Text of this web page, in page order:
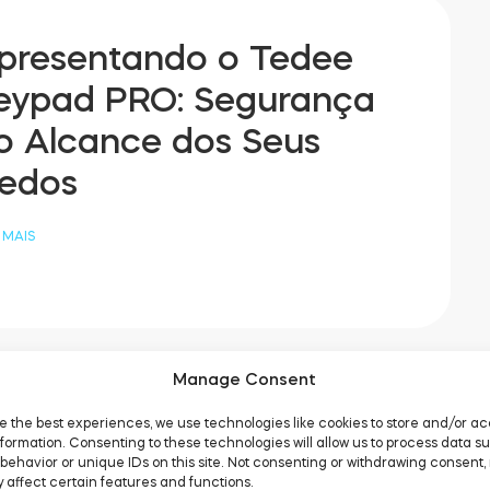
Manage Consent
the best experiences, we use technologies like cookies to store and/or
Consenting to these technologies will allow us to process data
behavior or unique IDs on this site. Not consenting or withdrawing consent,
affect certain features and functions.
o Tedee
PRO: Segurança
Alcance dos Seus
MAIS
Estações de Vídeo